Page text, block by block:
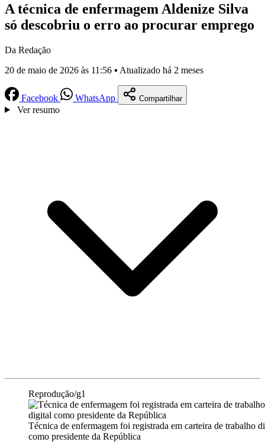
A técnica de enfermagem Aldenize Silva
só descobriu o erro ao procurar emprego
Da Redação
20 de maio de 2026 às 11:56 ▪ Atualizado há 2 meses
Facebook WhatsApp Compartilhar
Ver resumo
Reprodução/g1
Técnica de enfermagem foi registrada em carteira de trabalho
como presidente da República